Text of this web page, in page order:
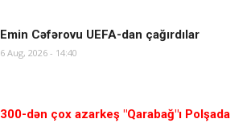
Emin Cəfərovu UEFA-dan çağırdılar
6 Aug, 2026 - 14:40
300-dən çox azarkeş "Qarabağ"ı Polşada